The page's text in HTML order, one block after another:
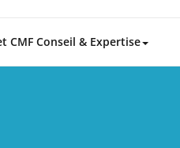
CMF Conseil & Expertise